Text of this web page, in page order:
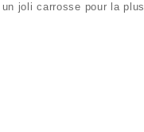
joli carrosse pour la plus